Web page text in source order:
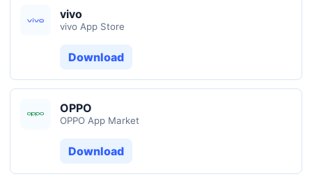
vivo
vivo App Store
Download
OPPO
OPPO App Market
Download